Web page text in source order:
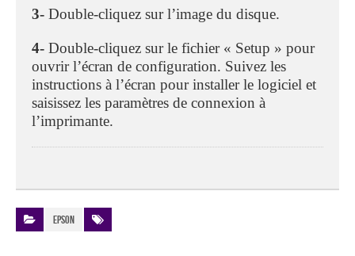
3- Double-cliquez sur l’image du disque.
4- Double-cliquez sur le fichier « Setup » pour
ouvrir l’écran de configuration. Suivez les
instructions à l’écran pour installer le logiciel et
saisissez les paramètres de connexion à
l’imprimante.
Epson